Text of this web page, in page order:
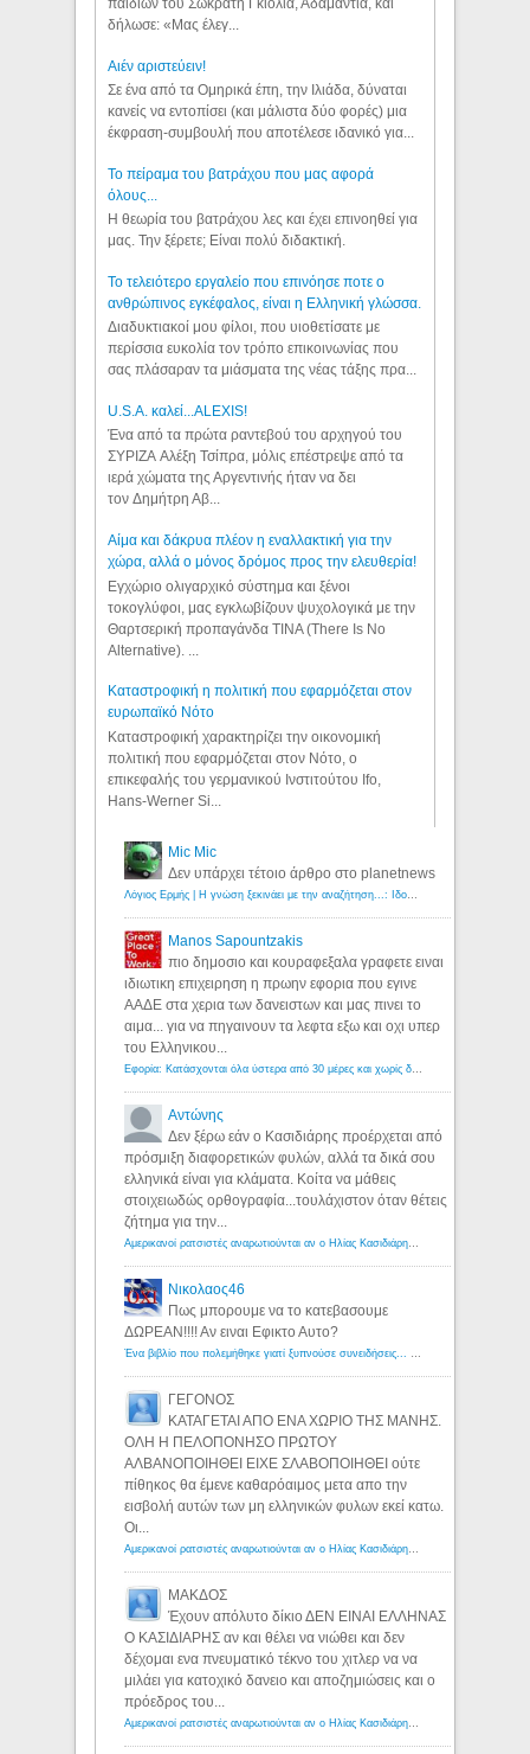
δήλωσε: «Μας έλεγ...
Aιέν αριστεύειν!
Σε ένα από τα Ομηρικά έπη, την Ιλιάδα, δύναται
κανείς να εντοπίσει (και μάλιστα δύο φορές) μια
έκφραση-συμβουλή που αποτέλεσε ιδανικό για...
Το πείραμα του βατράχου που μας αφορά
όλους...
Η θεωρία του βατράχου λες και έχει επινοηθεί για
μας. Την ξέρετε; Είναι πολύ διδακτική.
Το τελειότερο εργαλείο που επινόησε ποτε ο
ανθρώπινος εγκέφαλος, είναι η Ελληνική γλώσσα.
Διαδυκτιακοί μου φίλοι, που υιοθετίσατε με
περίσσια ευκολία τον τρόπο επικοινωνίας που
σας πλάσαραν τα μιάσματα της νέας τάξης πρα...
U.S.A. καλεί...ALEXIS!
Ένα από τα πρώτα ραντεβού του αρχηγού του
ΣΥΡΙΖΑ Αλέξη Τσίπρα, μόλις επέστρεψε από τα
ιερά χώματα της Αργεντινής ήταν να δει
τον Δημήτρη Αβ...
Αίμα και δάκρυα πλέον η εναλλακτική για την
χώρα, αλλά ο μόνος δρόμος προς την ελευθερία!
Εγχώριο ολιγαρχικό σύστημα και ξένοι
τοκογλύφοι, μας εγκλωβίζουν ψυχολογικά με την
Θαρτσερική προπαγάνδα TINA (There Is No
Alternative). ...
Καταστροφική η πολιτική που εφαρμόζεται στον
ευρωπαϊκό Νότο
Καταστροφική χαρακτηρίζει την οικονομική
πολιτική που εφαρμόζεται στον Νότο, ο
επικεφαλής του γερμανικού Ινστιτούτου Ifo,
Hans-Werner Si...
Mic Mic
Δεν υπάρχει τέτοιο άρθρο στο planetnews
Λόγιος Ερμής | Η γνώση ξεκινάει με την αναζήτηση...: Ιδού οι 18 που χρωστούν 11 δις ευρώ!
Manos Sapountzakis
πιο δημοσιο και κουραφεξαλα γραφετε ειναι
ιδιωτικη επιχειρηση η πρωην εφορια που εγινε
ΑΑΔΕ στα χερια των δανειστων και μας πινει το
αιμα... για να πηγαινουν τα λεφτα εξω και οχι υπερ
του Ελληνικου...
Εφορία: Κατάσχονται όλα ύστερα από 30 μέρες και χωρίς δικαστικές αποφάσεις - Λόγιος Ερμής
Αντώνης
Δεν ξέρω εάν ο Κασιδιάρης προέρχεται από
πρόσμιξη διαφορετικών φυλών, αλλά τα δικά σου
ελληνικά είναι για κλάματα. Κοίτα να μάθεις
στοιχειωδώς ορθογραφία...τουλάχιστον όταν θέτεις
ζήτημα για την...
Αμερικανοί ρατσιστές αναρωτιούνται αν ο Ηλίας Κασιδιάρης ανήκει στη λευκή φυλή... - Λόγιος Ερμής
Νικολαος46
Πως μπορουμε να το κατεβασουμε
ΔΩΡΕΑΝ!!!! Αν ειναι Εφικτο Αυτο?
Ένα βιβλίο που πολεμήθηκε γιατί ξυπνούσε συνειδήσεις... - Λόγιος Ερμής | Η γνώση ξεκινάει με την αναζήτηση...
ΓΕΓΟΝΟΣ
ΚΑΤΑΓΕΤΑΙ ΑΠΟ ΕΝΑ ΧΩΡΙΟ ΤΗΣ ΜΑΝΗΣ.
ΟΛΗ Η ΠΕΛΟΠΟΝΗΣΟ ΠΡΩΤΟΥ
ΑΛΒΑΝΟΠΟΙΗΘΕΙ ΕΙΧΕ ΣΛΑΒΟΠΟΙΗΘΕΙ ούτε
πίθηκος θα έμενε καθαρόαιμος μετα απο την
εισβολή αυτών των μη ελληνικών φυλων εκεί κατω.
Οι...
Αμερικανοί ρατσιστές αναρωτιούνται αν ο Ηλίας Κασιδιάρης ανήκει στη λευκή φυλή... - Λόγιος Ερμής
ΜΑΚΔΟΣ
Έχουν απόλυτο δίκιο ΔΕΝ ΕΙΝΑΙ ΕΛΛΗΝΑΣ
Ο ΚΑΣΙΔΙΑΡΗΣ αν και θέλει να νιώθει και δεν
δέχομαι ενα πνευματικό τέκνο του χιτλερ να να
μιλάει για κατοχικό δανειο και αποζημιώσεις και ο
πρόεδρος του...
Αμερικανοί ρατσιστές αναρωτιούνται αν ο Ηλίας Κασιδιάρης ανήκει στη λευκή φυλή... - Λόγιος Ερμής